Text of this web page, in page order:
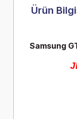
Ürün
Samsung